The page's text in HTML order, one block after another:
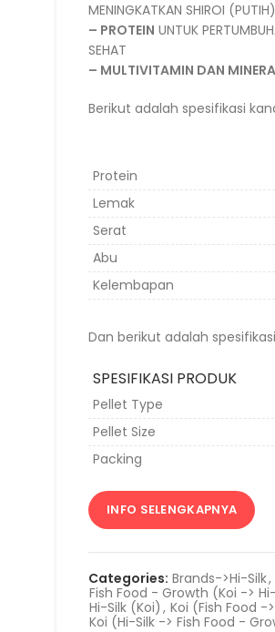
MENINGKATKAN SHIROI
– PROTEIN UNTUK
SEHAT
– MULTIVITAMIN DAN
Berikut adalah spesifikasi
Protein
Lemak
Serat
Abu
Kelembapan
Dan berikut adalah
SPESIFIKASI PRODUK
Pellet Type
Pellet Size
Packing
INFO SELENGKAPNYA
Categories: Brands->Hi-Silk,
Fish Food - Growth (Koi ->
Hi-Silk (Koi) , Koi (Fish Food -
Koi (Hi-Silk -> Fish Food -